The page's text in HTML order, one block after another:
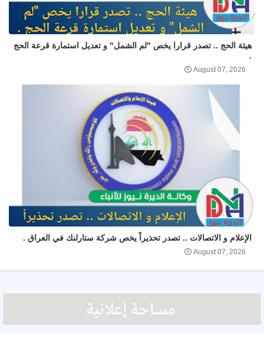
هيئة الحج .. تصدر قرارا يخص "لم الشمل" و تعديل استمارة قرعة الحج
.
August 07, 2026
الإعلام و الاتصالات .. تصدر تحذيراً يخص شركة ستارلنك في العراق .
August 07, 2026